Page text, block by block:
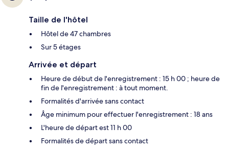
Taille de l'hôtel
Hôtel de 47 chambres
Sur 5 étages
Arrivée et départ
Heure de début de l'enregistrement : 15 h 00 ; heure de
fin de l'enregistrement : à tout moment.
Formalités d'arrivée sans contact
Âge minimum pour effectuer l'enregistrement : 18 ans
L'heure de départ est 11 h 00
Formalités de départ sans contact